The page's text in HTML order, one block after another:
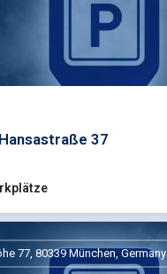
37
77, 80339 München, Germany